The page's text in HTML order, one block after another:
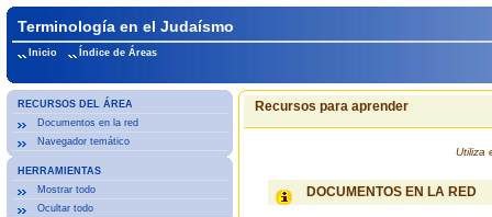
Terminología en el Judaísmo
Inicio Índice de Áreas
RECURSOS DEL ÁREA
Documentos en la red
Navegador temático
HERRAMIENTAS
Mostrar todo
Ocultar todo
Recursos para aprender
Utiliza
DOCUMENTOS EN LA RED